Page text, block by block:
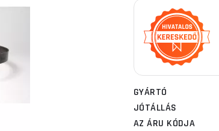
GYÁRTÓ
JÓTÁLLÁS
AZ ÁRU KÓDJA